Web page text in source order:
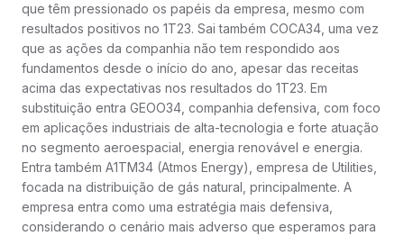
que têm pressionado os papéis da empresa, mesmo com
resultados positivos no 1T23. Sai também COCA34, uma vez
que as ações da companhia não tem respondido aos
fundamentos desde o início do ano, apesar das receitas
acima das expectativas nos resultados do 1T23. Em
substituição entra GEOO34, companhia defensiva, com foco
em aplicações industriais de alta-tecnologia e forte atuação
no segmento aeroespacial, energia renovável e energia.
Entra também A1TM34 (Atmos Energy), empresa de Utilities,
focada na distribuição de gás natural, principalmente. A
empresa entra como uma estratégia mais defensiva,
considerando o cenário mais adverso que esperamos para